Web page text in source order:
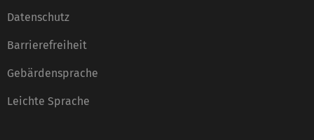
Datenschutz
Barrierefreiheit
Gebärdensprache
Leichte Sprache